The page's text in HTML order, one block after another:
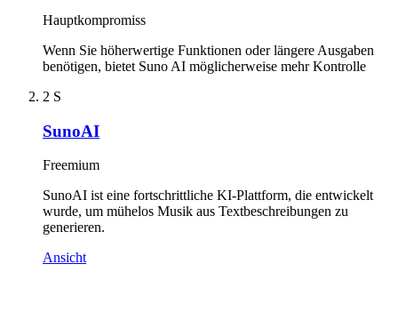
Hauptkompromiss
Wenn Sie höherwertige Funktionen oder längere Ausgaben
benötigen, bietet Suno AI möglicherweise mehr Kontrolle
2 S
SunoAI
Freemium
SunoAI ist eine fortschrittliche KI-Plattform, die entwickelt
wurde, um mühelos Musik aus Textbeschreibungen zu
generieren.
Ansicht